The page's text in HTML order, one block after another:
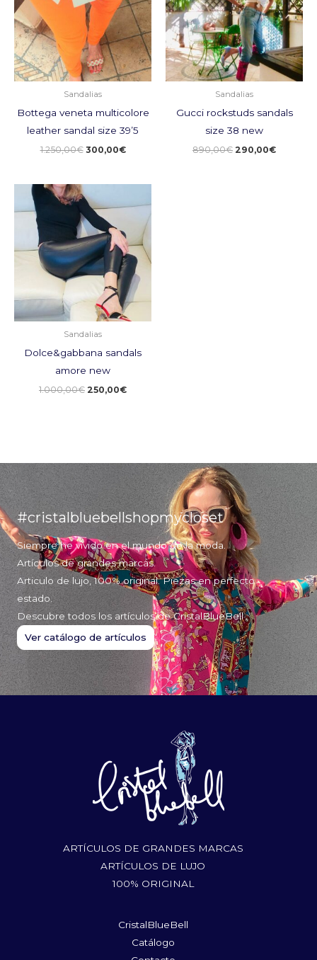
Sandalias
Bottega veneta multicolore
leather sandal size 39’5
1.250,00€ 300,00€
Sandalias
Gucci rockstuds sandals
size 38 new
890,00€ 290,00€
Sandalias
Dolce&gabbana sandals
amore new
1.000,00€
precio
original
era:
1.000,00€.
250,00€
actual
250,00€.
#cristalbluebellshopmycloset
Siempre he vivido en el mundo de la moda.
Artículos de grandes marcas.
Articulo de lujo, 100% original. Piezas en perfecto
estado.
Descubre todos los artículos de CristalBlueBell
Ver catálogo de artículos
ARTÍCULOS DE GRANDES MARCAS
ARTÍCULOS DE LUJO
100% ORIGINAL
CristalBlueBell
Catálogo